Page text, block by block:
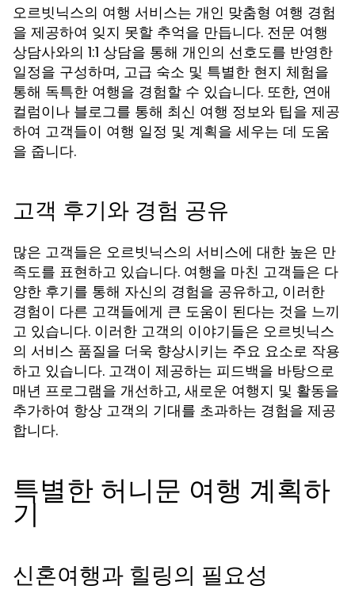
오르빗닉스의 여행 서비스는 개인 맞춤형 여행 경험
을 제공하여 잊지 못할 추억을 만듭니다. 전문 여행
상담사와의 1:1 상담을 통해 개인의 선호도를 반영한
일정을 구성하며, 고급 숙소 및 특별한 현지 체험을
통해 독특한 여행을 경험할 수 있습니다. 또한, 연애
컬럼이나 블로그를 통해 최신 여행 정보와 팁을 제공
하여 고객들이 여행 일정 및 계획을 세우는 데 도움
을 줍니다.
고객 후기와 경험 공유
많은 고객들은 오르빗닉스의 서비스에 대한 높은 만
족도를 표현하고 있습니다. 여행을 마친 고객들은 다
양한 후기를 통해 자신의 경험을 공유하고, 이러한
경험이 다른 고객들에게 큰 도움이 된다는 것을 느끼
고 있습니다. 이러한 고객의 이야기들은 오르빗닉스
의 서비스 품질을 더욱 향상시키는 주요 요소로 작용
하고 있습니다. 고객이 제공하는 피드백을 바탕으로
매년 프로그램을 개선하고, 새로운 여행지 및 활동을
추가하여 항상 고객의 기대를 초과하는 경험을 제공
합니다.
특별한 허니문 여행 계획하
기
신혼여행과 힐링의 필요성